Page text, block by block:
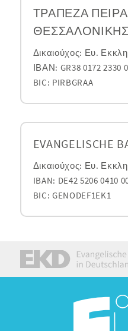
ΤΡΑΠΕΖΑ
ΘΕΣΣΑΛΟΝΙΚΗΣ
Δικαιούχος: Ευ.
ΙΒΑΝ: GR38 0172 2330
BIC: PIRBGRAA
EVANGELISCHE
Δικαιούχος: Ευ.
IBAN: DE42 5206 0410
BIC: GENODEF1EK1